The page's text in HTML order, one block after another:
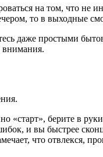
на том, что не
то в выходные
даже простыми
внимания.
«старт», берите в
и вы быстрее
что отвлекся,